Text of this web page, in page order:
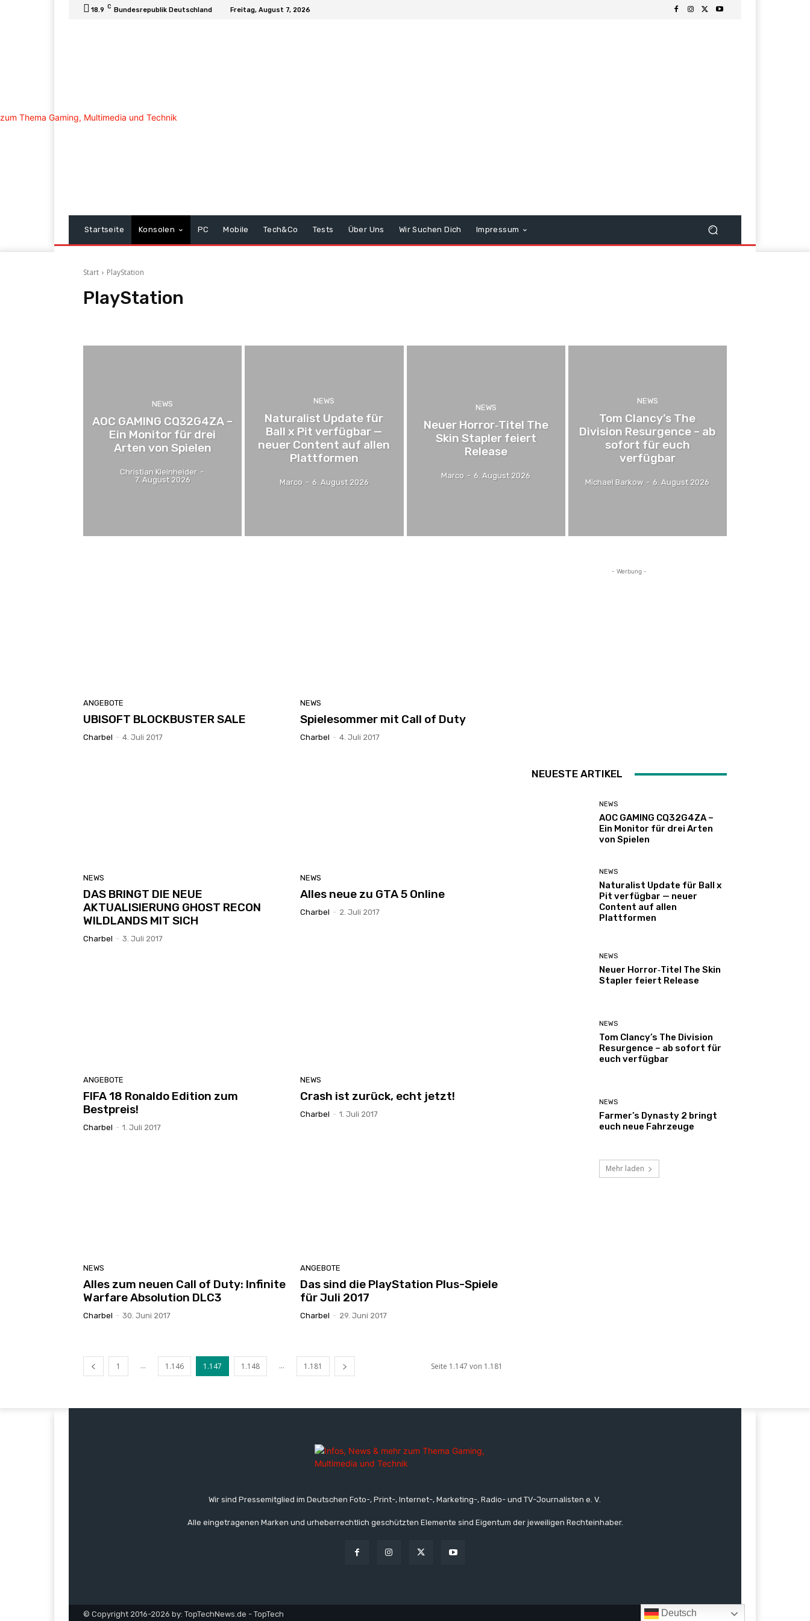
18.9 C Bundesrepublik Deutschland Freitag, August 7, 2026
Startseite Konsolen PC Mobile Tech&Co Tests Über Uns Wir Suchen Dich Impressum
Start PlayStation
PlayStation
NEWS
AOC GAMING CQ32G4ZA –
Ein Monitor für drei
Arten von Spielen
Christian Kleinheider -
7. August 2026
NEWS
Naturalist Update für
Ball x Pit verfügbar —
neuer Content auf allen
Plattformen
Marco - 6. August 2026
NEWS
Neuer Horror‑Titel The
Skin Stapler feiert
Release
Marco - 6. August 2026
NEWS
Tom Clancy’s The
Division Resurgence – ab
sofort für euch
verfügbar
Michael Barkow - 6. August 2026
ANGEBOTE
UBISOFT BLOCKBUSTER SALE
Charbel - 4. Juli 2017
NEWS
Spielesommer mit Call of Duty
Charbel - 4. Juli 2017
NEWS
DAS BRINGT DIE NEUE
AKTUALISIERUNG GHOST RECON
WILDLANDS MIT SICH
Charbel - 3. Juli 2017
NEWS
Alles neue zu GTA 5 Online
Charbel - 2. Juli 2017
ANGEBOTE
FIFA 18 Ronaldo Edition zum
Bestpreis!
Charbel - 1. Juli 2017
NEWS
Crash ist zurück, echt jetzt!
Charbel - 1. Juli 2017
NEWS
Alles zum neuen Call of Duty: Infinite
Warfare Absolution DLC3
Charbel - 30. Juni 2017
ANGEBOTE
Das sind die PlayStation Plus-Spiele
für Juli 2017
Charbel - 29. Juni 2017
1 ... 1.146 1.147 1.148 ... 1.181 Seite 1.147 von 1.181
- Werbung -
NEUESTE ARTIKEL
NEWS
AOC GAMING CQ32G4ZA –
Ein Monitor für drei Arten
von Spielen
NEWS
Naturalist Update für Ball x
Pit verfügbar — neuer
Content auf allen
Plattformen
NEWS
Neuer Horror‑Titel The Skin
Stapler feiert Release
NEWS
Tom Clancy’s The Division
Resurgence – ab sofort für
euch verfügbar
NEWS
Farmer’s Dynasty 2 bringt
euch neue Fahrzeuge
Mehr laden
Wir sind Pressemitglied im Deutschen Foto-, Print-, Internet-, Marketing-, Radio- und TV-Journalisten e. V.
Alle eingetragenen Marken und urheberrechtlich geschützten Elemente sind Eigentum der jeweiligen Rechteinhaber.
© Copyright 2016-2026 by: TopTechNews.de - TopTech Deutsch